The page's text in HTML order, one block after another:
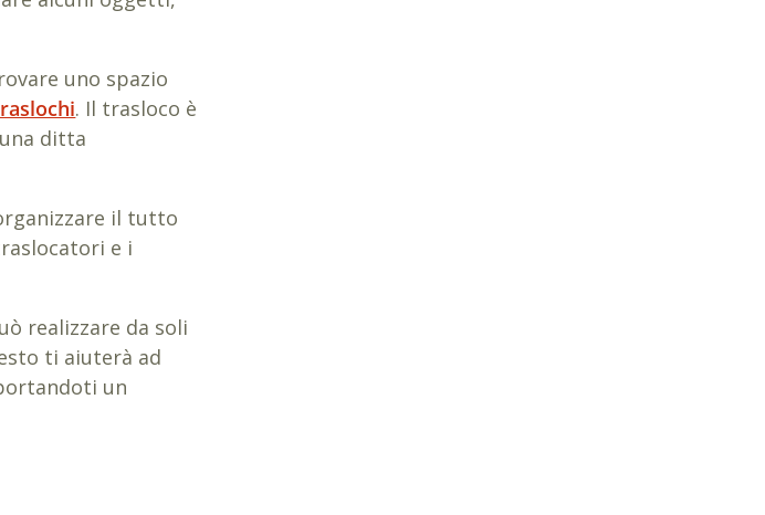
uno spazio
. Il trasloco è
ditta
il tutto
e i
realizzare da soli
ti aiuterà ad
un